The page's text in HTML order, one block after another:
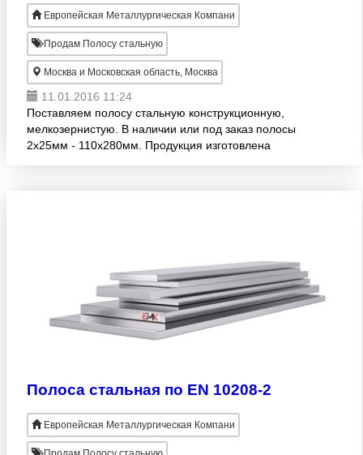
Европейская Металлургическая Компани
Продам Полосу стальную
Москва и Московская область, Москва
11.01.2016 11:24
Поставляем полосу стальную конструкционную,
мелкозернистую. В наличии или под заказ полосы
2х25мм - 110х280мм. Продукция изготовлена
Полоса стальная по EN 10208-2
Европейская Металлургическая Компани